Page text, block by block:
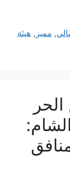
, مميز , هيئة